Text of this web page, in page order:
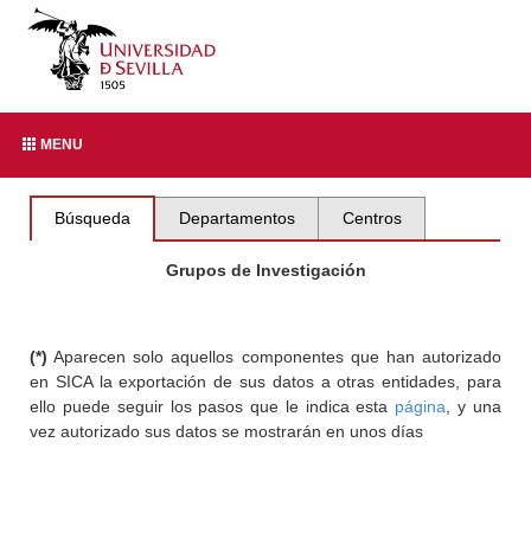
MENU
Búsqueda Departamentos Centros
Grupos de Investigación
(*) Aparecen solo aquellos componentes que han autorizado
en SICA la exportación de sus datos a otras entidades, para
ello puede seguir los pasos que le indica esta página , y una
vez autorizado sus datos se mostrarán en unos días